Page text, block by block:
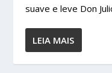
suave e leve Don
LEIA MAIS